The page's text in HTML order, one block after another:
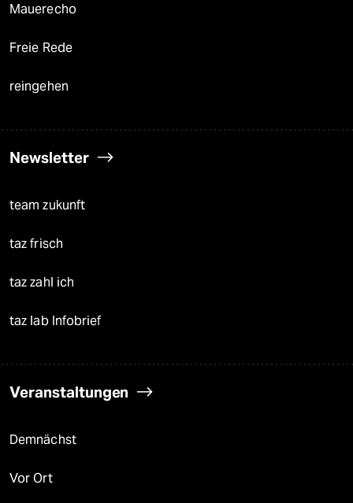
Mauerecho
Freie Rede
reingehen
Newsletter
team zukunft
taz frisch
taz zahl ich
taz lab Infobrief
Veranstaltungen
Demnächst
Vor Ort